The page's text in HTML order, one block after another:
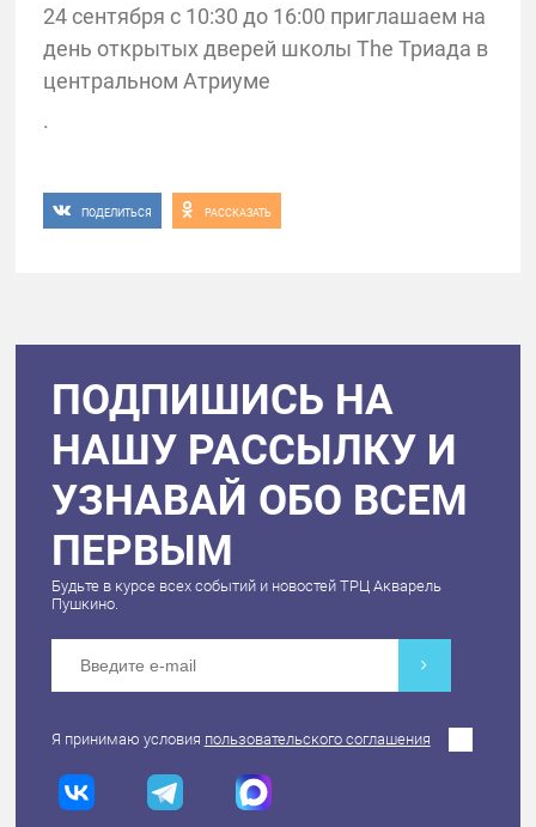
24 сентября с 10:30 до 16:00 приглашаем на
день открытых дверей школы The Триада в
центральном Атриуме
.
ПОДЕЛИТЬСЯ РАССКАЗАТЬ
ПОДПИШИСЬ НА
НАШУ РАССЫЛКУ И
УЗНАВАЙ ОБО ВСЕМ
ПЕРВЫМ
Будьте в курсе всех событий и новостей ТРЦ Акварель
Пушкино.
Я принимаю условия пользовательского соглашения